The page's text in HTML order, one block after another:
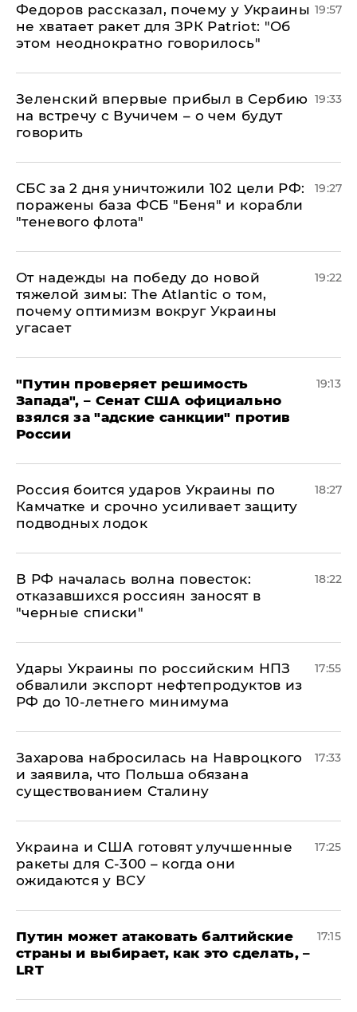
Федоров рассказал, почему у Украины
не хватает ракет для ЗРК Patriot: "Об
этом неоднократно говорилось"
19:57
Зеленский впервые прибыл в Сербию
на встречу с Вучичем – о чем будут
говорить
19:33
СБС за 2 дня уничтожили 102 цели РФ:
поражены база ФСБ "Беня" и корабли
"теневого флота"
19:27
От надежды на победу до новой
тяжелой зимы: The Atlantic о том,
почему оптимизм вокруг Украины
угасает
19:22
"Путин проверяет решимость
Запада", – Сенат США официально
взялся за "адские санкции" против
России
19:13
Россия боится ударов Украины по
Камчатке и срочно усиливает защиту
подводных лодок
18:27
​В РФ началась волна повесток:
отказавшихся россиян заносят в
"черные списки"
18:22
Удары Украины по российским НПЗ
обвалили экспорт нефтепродуктов из
РФ до 10-летнего минимума
17:55
​Захарова набросилась на Навроцкого
и заявила, что Польша обязана
существованием Сталину
17:33
Украина и США готовят улучшенные
ракеты для С-300 – когда они
ожидаются у ВСУ
17:25
Путин может атаковать балтийские
страны и выбирает, как это сделать, –
LRT
17:15